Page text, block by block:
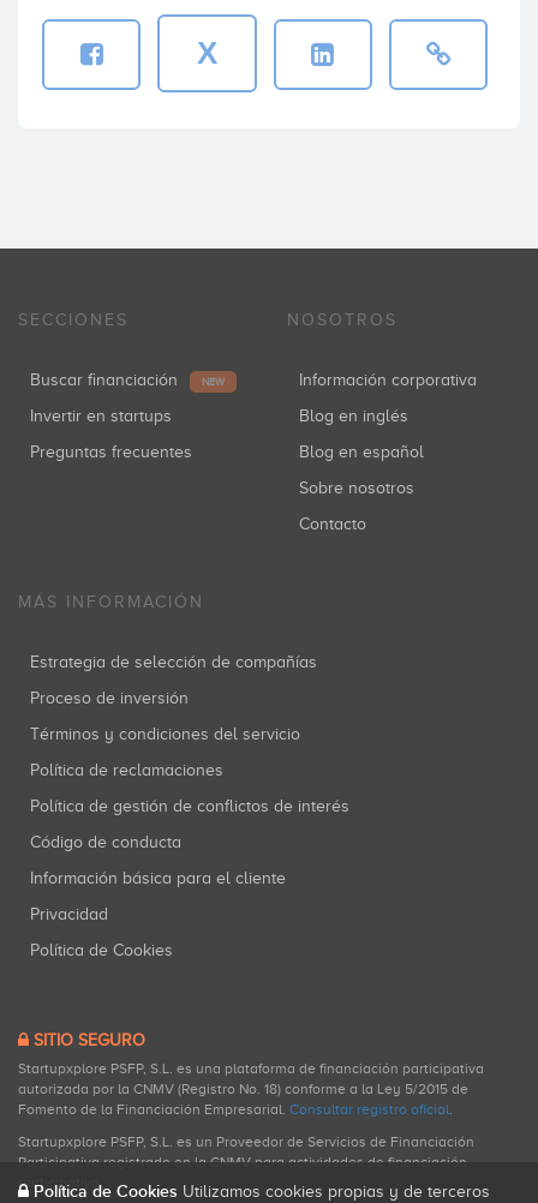
X
SECCIONES
Buscar financiación NEW
Invertir en startups
Preguntas frecuentes
NOSOTROS
Información corporativa
Blog en inglés
Blog en español
Sobre nosotros
Contacto
MÁS INFORMACIÓN
Estrategia de selección de compañías
Proceso de inversión
Términos y condiciones del servicio
Política de reclamaciones
Política de gestión de conflictos de interés
Código de conducta
Información básica para el cliente
Privacidad
Política de Cookies
SITIO SEGURO
Startupxplore PSFP, S.L. es una plataforma de financiación participativa
autorizada por la CNMV (Registro No. 18) conforme a la Ley 5/2015 de
Fomento de la Financiación Empresarial. Consultar registro oficial.
Startupxplore PSFP, S.L. es un Proveedor de Servicios de Financiación
Participativa registrado en la CNMV para actividades de financiación
participativa.
Política de Cookies Utilizamos cookies propias y de terceros